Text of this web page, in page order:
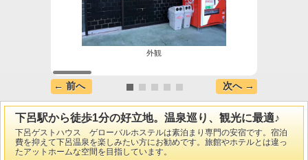
外観
← 前へ 次へ →
下呂駅から徒歩1分の好立地。温泉巡り、観光に最適♪
下呂ゲストハウス ゲローバルホステルは素泊まり専門の安宿です。宿泊
費を抑えて下呂温泉を楽しみたい方にお勧めです。旅館やホテルとは違っ
たアットホームな空間を目指しています。